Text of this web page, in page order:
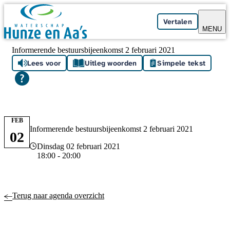
Skip navigation
Vertalen
MENU
Informerende bestuursbijeenkomst 2 februari 2021
Lees voor Uitleg woorden Simpele tekst
Informerende bestuursbijeenkomst 2 februari 2021
Datum en tijd
Dinsdag 02 februari 2021
18:00 - 20:00
FEB
02
Terug naar agenda overzicht